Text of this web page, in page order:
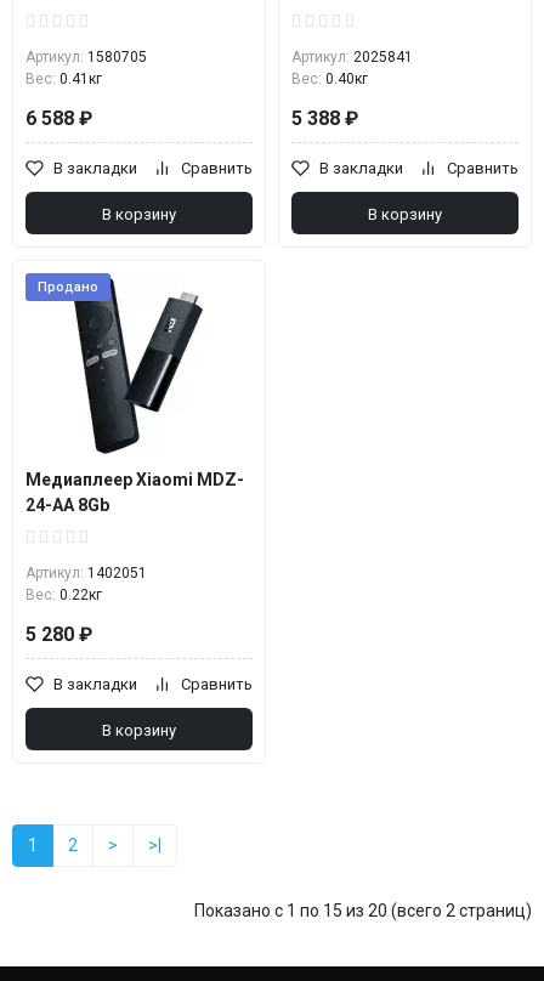
Артикул: 1580705
Вес: 0.41кг
6 588 ₽
В закладки Сравнить
В корзину
Артикул: 2025841
Вес: 0.40кг
5 388 ₽
В закладки Сравнить
В корзину
Продано
Медиаплеер Xiaomi MDZ-
24-AA 8Gb
Артикул: 1402051
Вес: 0.22кг
5 280 ₽
В закладки Сравнить
В корзину
1 2 > >|
Показано с 1 по 15 из 20 (всего 2 страниц)